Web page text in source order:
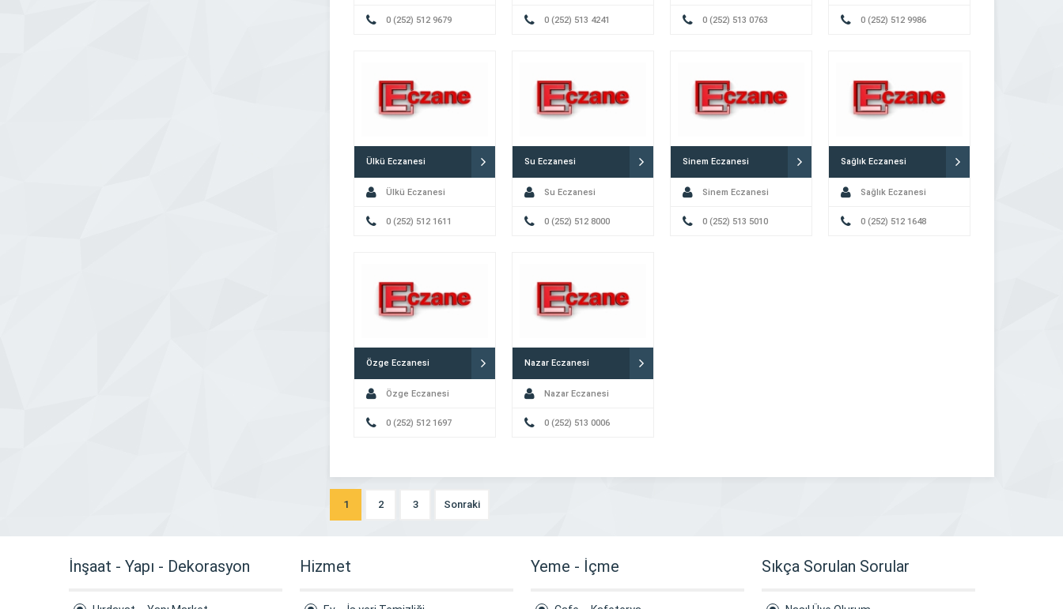
0 (252) 512 9679 0 (252) 513 4241 0 (252) 513 0763 0 (252) 512 9986
Ülkü Eczanesi
Ülkü Eczanesi
0 (252) 512 1611
Su Eczanesi
Su Eczanesi
0 (252) 512 8000
Sinem Eczanesi
Sinem Eczanesi
0 (252) 513 5010
Sağlık Eczanesi
Sağlık Eczanesi
0 (252) 512 1648
Özge Eczanesi
Özge Eczanesi
0 (252) 512 1697
Nazar Eczanesi
Nazar Eczanesi
0 (252) 513 0006
1 2 3 Sonraki
İnşaat - Yapı - Dekorasyon Hizmet Yeme - İçme Sıkça Sorulan Sorular